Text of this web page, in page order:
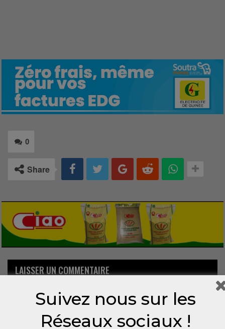
0
Share
LAISSER UN COMMENTAIRE
Votre adresse email ne sera pas publiée.
Suivez nous sur les
Réseaux sociaux !